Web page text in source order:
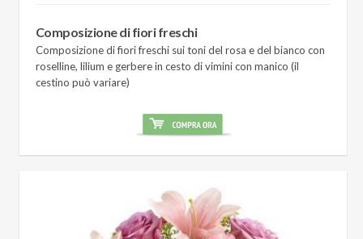
Composizione di fiori freschi
Composizione di fiori freschi sui toni del rosa e del bianco con
roselline, lilium e gerbere in cesto di vimini con manico (il
cestino può variare)